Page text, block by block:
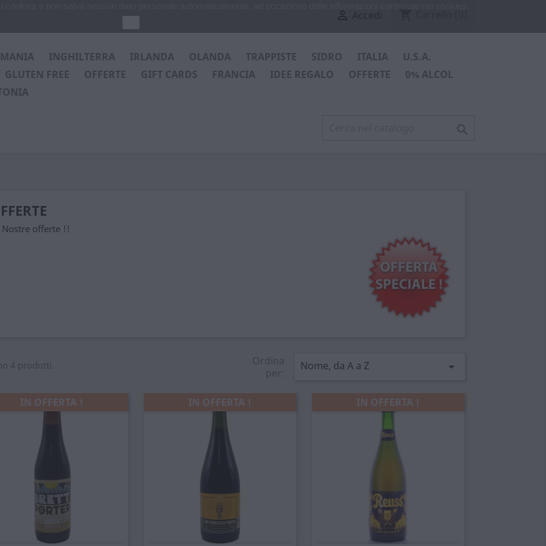
INGHILTERRA IRLANDA OLANDA TRAPPISTE SIDRO ITALIA
U.S.A.
GLUTEN FREE
OFFERTE GIFT CARDS FRANCIA IDEE REGALO OFFERTE
0% ALCOL

Nostre offerte !!
4 prodotti.
Ordina
per:
Nome, da A a Z 
IN OFFERTA ! IN OFFERTA ! IN OFFERTA !